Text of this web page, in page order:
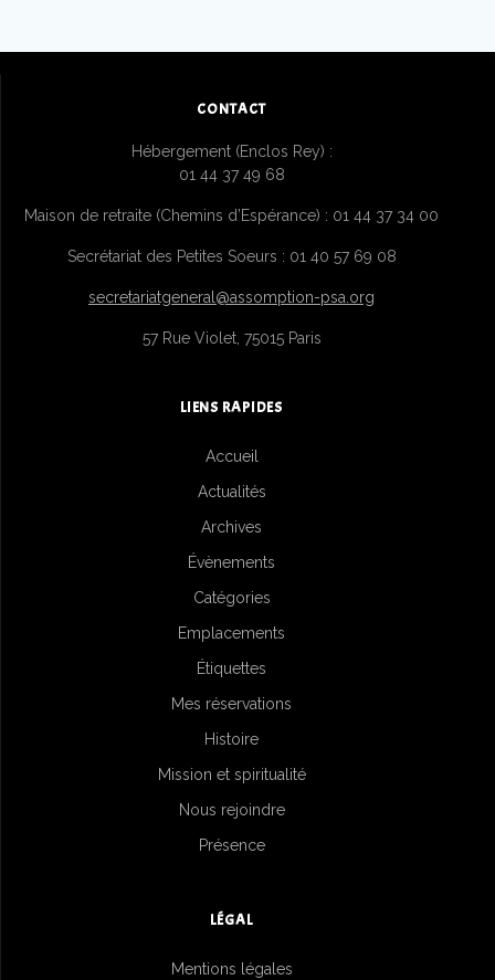
CONTACT
Hébergement (Enclos Rey) :
01 44 37 49 68
Maison de retraite (Chemins d’Espérance) : 01 44 37 34 00
Secrétariat des Petites Soeurs : 01 40 57 69 08
secretariatgeneral@assomption-psa.org
57 Rue Violet, 75015 Paris
LIENS RAPIDES
Accueil
Actualités
Archives
Évènements
Catégories
Emplacements
Étiquettes
Mes réservations
Histoire
Mission et spiritualité
Nous rejoindre
Présence
LÉGAL
Mentions légales